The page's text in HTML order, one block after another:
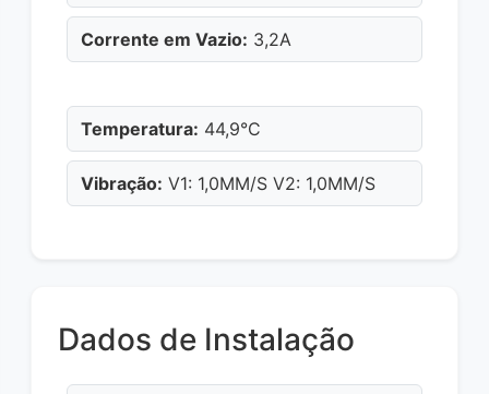
Corrente em Vazio: 3,2A
Temperatura: 44,9°C
Vibração: V1: 1,0MM/S V2: 1,0MM/S
Dados de Instalação